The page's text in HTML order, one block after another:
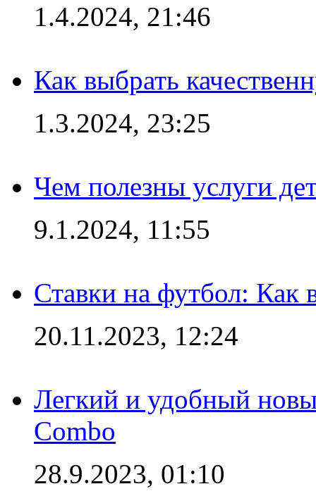
1.4.2024, 21:46
Как выбрать
1.3.2024, 23:25
Чем полезны услуги
9.1.2024, 11:55
Ставки на футбол: Как
20.11.2023, 12:24
Легкий и удобный
Combo
28.9.2023, 01:10